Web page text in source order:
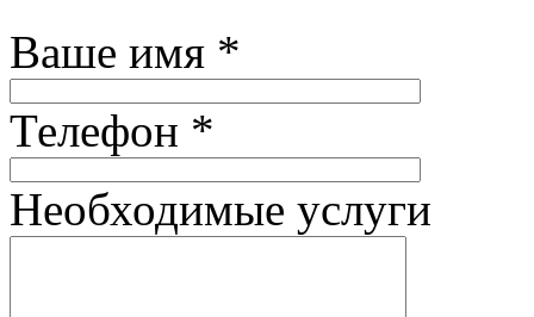
Ваше имя *
Телефон *
Необходимые услуги